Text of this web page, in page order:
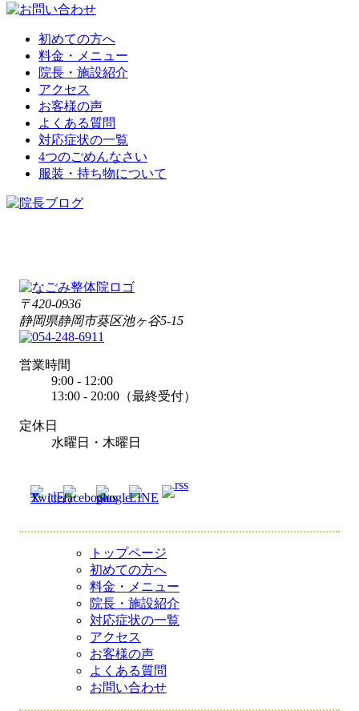
初めての方へ
料金・メニュー
院長・施設紹介
アクセス
お客様の声
よくある質問
対応症状の一覧
4つのごめんなさい
服装・持ち物について
〒420-0936
静岡県静岡市葵区池ヶ谷5-15
営業時間
9:00 - 12:00
13:00 - 20:00（最終受付）
定休日
水曜日・木曜日
トップページ
初めての方へ
料金・メニュー
院長・施設紹介
対応症状の一覧
アクセス
お客様の声
よくある質問
お問い合わせ